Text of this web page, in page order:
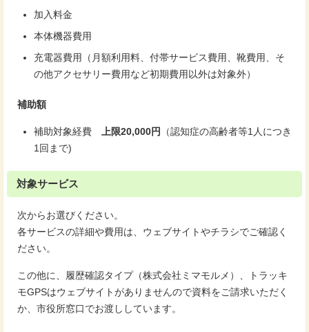
加入料金
本体機器費用
充電器費用（月額利用料、付帯サービス費用、靴費用、そ
の他アクセサリー費用など初期費用以外は対象外）
補助額
補助対象経費 上限20,000円
（認知症の高齢者等1人につき
1回まで)
対象サービス
次からお選びください。
各サービスの詳細や費用は、ウェブサイトやチラシでご確認く
ださい。
この他に、履歴確認タイプ（株式会社ミマモルメ）、トラッキ
モGPSはウェブサイトがありませんので資料をご請求いただく
か、市役所窓口でお渡ししています。